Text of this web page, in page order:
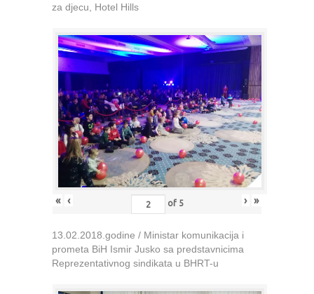
za djecu, Hotel Hills
« ‹ of 5 › »
13.02.2018.godine / Ministar komunikacija i
prometa BiH Ismir Jusko sa predstavnicima
Reprezentativnog sindikata u BHRT-u